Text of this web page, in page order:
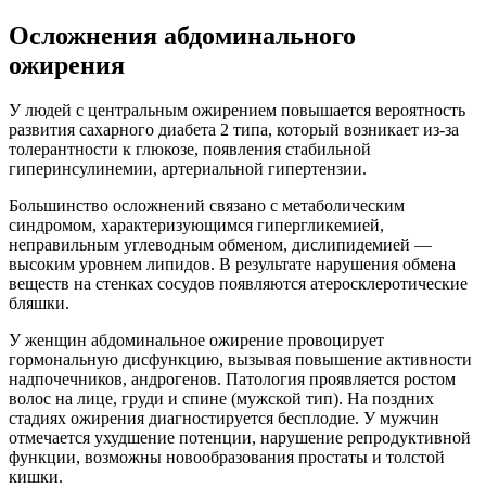
Осложнения абдоминального
ожирения
У людей с центральным ожирением повышается вероятность
развития сахарного диабета 2 типа, который возникает из-за
толерантности к глюкозе, появления стабильной
гиперинсулинемии, артериальной гипертензии.
Большинство осложнений связано с метаболическим
синдромом, характеризующимся гипергликемией,
неправильным углеводным обменом, дислипидемией —
высоким уровнем липидов. В результате нарушения обмена
веществ на стенках сосудов появляются атеросклеротические
бляшки.
У женщин абдоминальное ожирение провоцирует
гормональную дисфункцию, вызывая повышение активности
надпочечников, андрогенов. Патология проявляется ростом
волос на лице, груди и спине (мужской тип). На поздних
стадиях ожирения диагностируется бесплодие. У мужчин
отмечается ухудшение потенции, нарушение репродуктивной
функции, возможны новообразования простаты и толстой
кишки.